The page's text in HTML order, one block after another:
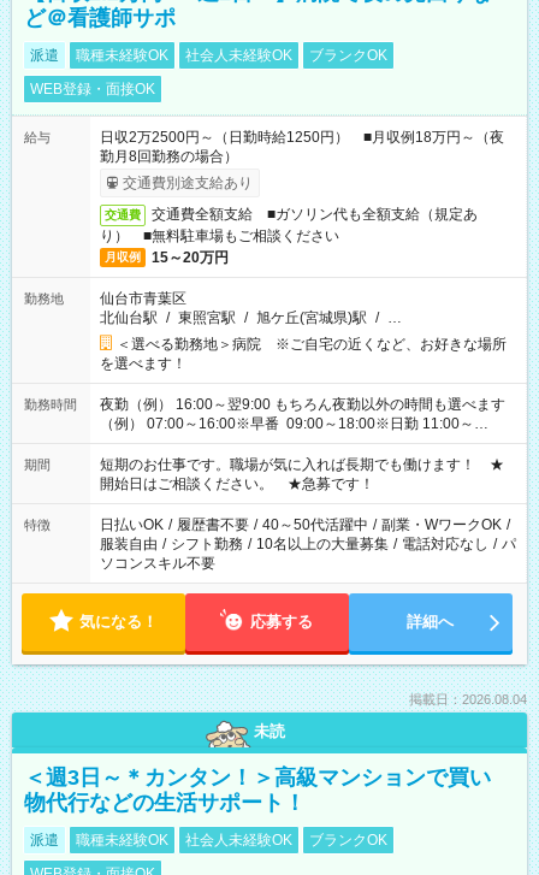
ど＠看護師サポ
派遣 職種未経験OK 社会人未経験OK
ブランクOK
WEB登録・面接OK
給与
日収2万2500円～（日勤時給1250円） ■月収例18万円～（夜
勤月8回勤務の場合）
交通費別途支給あり
交通費
交通費全額支給 ■ガソリン代も全額支給（規定あ
り） ■無料駐車場もご相談ください
月収例 15～20万円
勤務地
仙台市青葉区
北仙台駅 / 東照宮駅 / 旭ケ丘(宮城県)駅 / …
＜選べる勤務地＞病院 ※ご自宅の近くなど、お好きな場所
を選べます！
勤務時間
夜勤（例） 16:00～翌9:00 もちろん夜勤以外の時間も選べます
（例） 07:00～16:00※早番 09:00～18:00※日勤 11:00～
20:00※遅番 ※時間は、固定・選べる施設もあるので、ご希望が
あれば調整できます！ ※シフト制。勤務地により実働時間が異
なります。★家庭の都合でお休みが必要な場合も遠慮なくご相
談ください。
期間
短期のお仕事です。職場が気に入れば長期でも働けます！ ★
開始日はご相談ください。 ★急募です！
特徴 日払いOK / 履歴書不要 / 40～50代活躍中 / 副業・WワークOK /
服装自由 / シフト勤務 / 10名以上の大量募集 / 電話対応なし / パ
ソコンスキル不要
気になる！ 応募する 詳細へ
掲載日：2026.08.04
未読
＜週3日～＊カンタン！＞高級マンションで買い
物代行などの生活サポート！
派遣 職種未経験OK 社会人未経験OK
ブランクOK